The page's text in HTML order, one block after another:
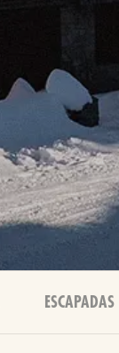
ESCAPADAS